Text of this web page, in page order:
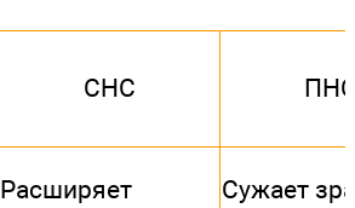
СНС
Расширяет
Сужает